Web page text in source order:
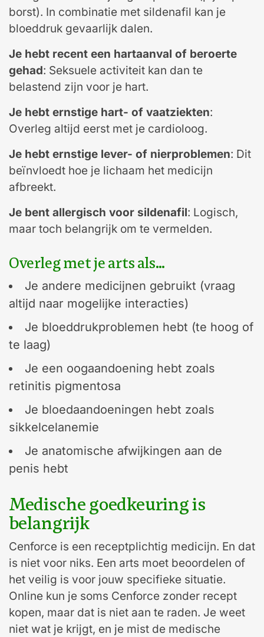
borst). In combinatie met sildenafil kan je
bloeddruk gevaarlijk dalen.
Je hebt recent een hartaanval of beroerte
gehad: Seksuele activiteit kan dan te
belastend zijn voor je hart.
Je hebt ernstige hart- of vaatziekten:
Overleg altijd eerst met je cardioloog.
Je hebt ernstige lever- of nierproblemen: Dit
beïnvloedt hoe je lichaam het medicijn
afbreekt.
Je bent allergisch voor sildenafil: Logisch,
maar toch belangrijk om te vermelden.
Overleg met je arts als…
Je andere medicijnen gebruikt (vraag
altijd naar mogelijke interacties)
Je bloeddrukproblemen hebt (te hoog of
te laag)
Je een oogaandoening hebt zoals
retinitis pigmentosa
Je bloedaandoeningen hebt zoals
sikkelcelanemie
Je anatomische afwijkingen aan de
penis hebt
Medische goedkeuring is
belangrijk
Cenforce is een receptplichtig medicijn. En dat
is niet voor niks. Een arts moet beoordelen of
het veilig is voor jouw specifieke situatie.
Online kun je soms Cenforce zonder recept
kopen, maar dat is niet aan te raden. Je weet
niet wat je krijgt, en je mist de medische